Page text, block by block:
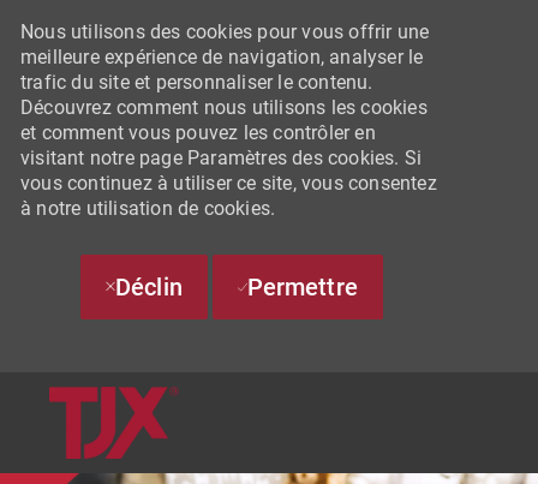
SKIP TO MAIN CONTENT
Nous utilisons des cookies pour vous offrir une
meilleure expérience de navigation, analyser le
trafic du site et personnaliser le contenu.
Découvrez comment nous utilisons les cookies
et comment vous pouvez les contrôler en
visitant notre page Paramètres des cookies. Si
vous continuez à utiliser ce site, vous consentez
à notre utilisation de cookies.
Déclin Permettre